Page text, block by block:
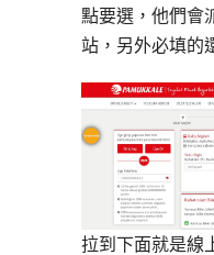
點要選，他們會
站，另外必填的
拉到下面就是線